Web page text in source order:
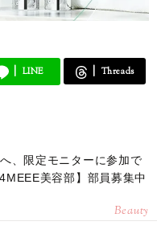
LINE Threads
、限定モニターに参加で
美容部】部員募集中
Beauty